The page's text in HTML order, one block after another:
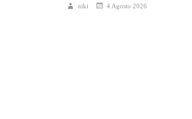
niki 4 Agosto 2026